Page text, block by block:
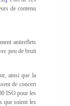
de contenu
antireflets
peu de bruit
ainsi que la
de concert
ISO pour les
que soient les